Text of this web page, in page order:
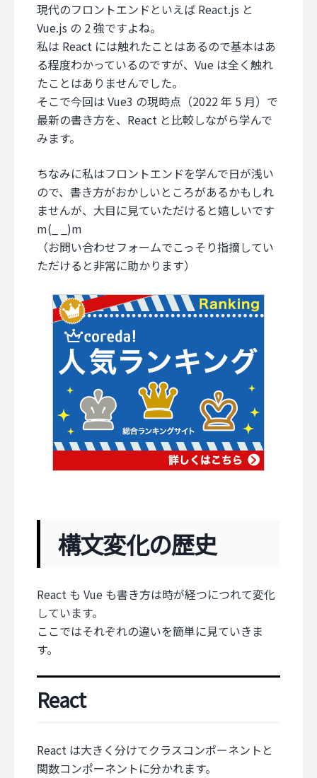
現代のフロントエンドといえば React.js と
Vue.js の 2 強ですよね。
私は React には触れたことはあるので基本はあ
る程度わかっているのですが、Vue は全く触れ
たことはありませんでした。
そこで今回は Vue3 の現時点（2022 年 5 月）で
最新の書き方を、React と比較しながら学んで
みます。
ちなみに私はフロントエンドを学んで日が浅い
ので、書き方がおかしいところがあるかもしれ
ませんが、大目に見ていただけると嬉しいです
m(_ _)m
（お問い合わせフォームでこっそり指摘してい
ただけると非常に助かります）
構文変化の歴史
React も Vue も書き方は時が経つにつれて変化
しています。
ここではそれぞれの違いを簡単に見ていきま
す。
React
React は大きく分けてクラスコンポーネントと
関数コンポーネントに分かれます。